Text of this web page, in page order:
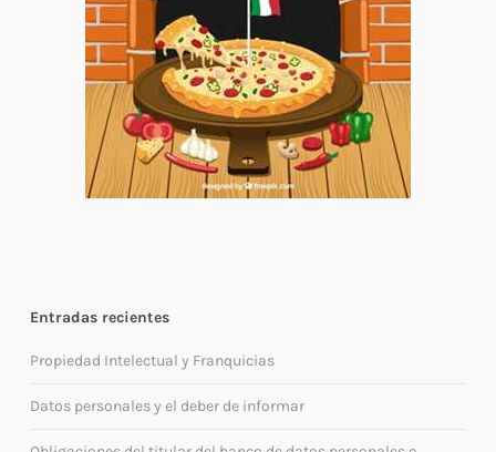
Entradas recientes
Propiedad Intelectual y Franquicias
Datos personales y el deber de informar